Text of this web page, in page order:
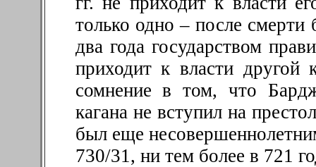
только одно – после смерти
два года государством
приходит к власти
сомнение в том, что
кагана не вступил на
был еще
730/31, ни тем более в 721